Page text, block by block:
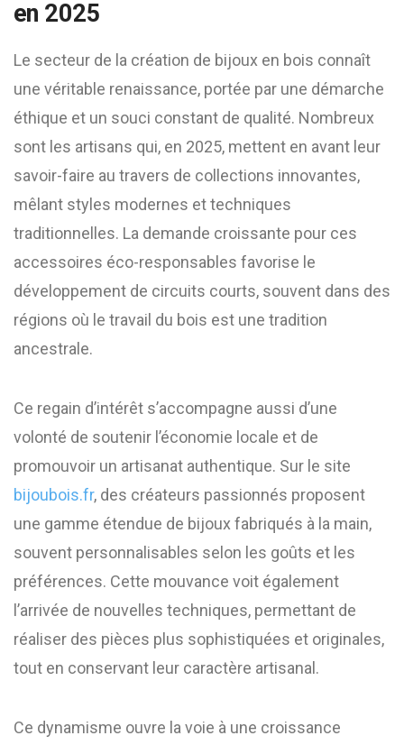
en 2025
Le secteur de la création de bijoux en bois connaît
une véritable renaissance, portée par une démarche
éthique et un souci constant de qualité. Nombreux
sont les artisans qui, en 2025, mettent en avant leur
savoir-faire au travers de collections innovantes,
mêlant styles modernes et techniques
traditionnelles. La demande croissante pour ces
accessoires éco-responsables favorise le
développement de circuits courts, souvent dans des
régions où le travail du bois est une tradition
ancestrale.
Ce regain d’intérêt s’accompagne aussi d’une
volonté de soutenir l’économie locale et de
promouvoir un artisanat authentique. Sur le site
bijoubois.fr, des créateurs passionnés proposent
une gamme étendue de bijoux fabriqués à la main,
souvent personnalisables selon les goûts et les
préférences. Cette mouvance voit également
l’arrivée de nouvelles techniques, permettant de
réaliser des pièces plus sophistiquées et originales,
tout en conservant leur caractère artisanal.
Ce dynamisme ouvre la voie à une croissance